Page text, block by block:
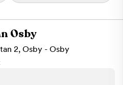
Osby
2, Osby - Osby